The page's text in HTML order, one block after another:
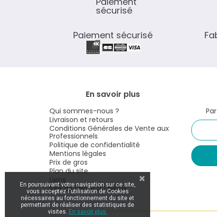
Paiement sécurisé
En savoir plus
Qui sommes-nous ?
Livraison et retours
Conditions Générales de Vente aux
Professionnels
Politique de confidentialité
Mentions légales
Prix de gros
Plan du site
Liens
Site de Vente au détail
En poursuivant votre navigation sur ce site,
vous acceptez l'utilisation de Cookies
nécessaires au fonctionnement du site et
permettant de réaliser des statistiques de
visites.En savoir plus.